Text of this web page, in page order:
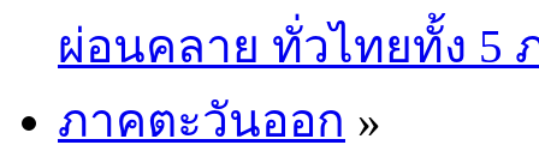
ผ่อนคลาย ทั่วไทยทั้ง 5
ภาคตะวันออก »